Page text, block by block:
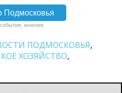
Подмосковья
мнения.
ПОДМОСКОВЬЯ
ХОЗЯЙСТВО